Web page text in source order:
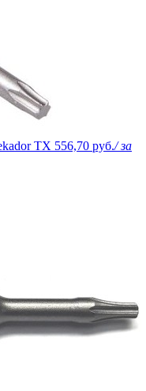
TX 556,70 руб./ за